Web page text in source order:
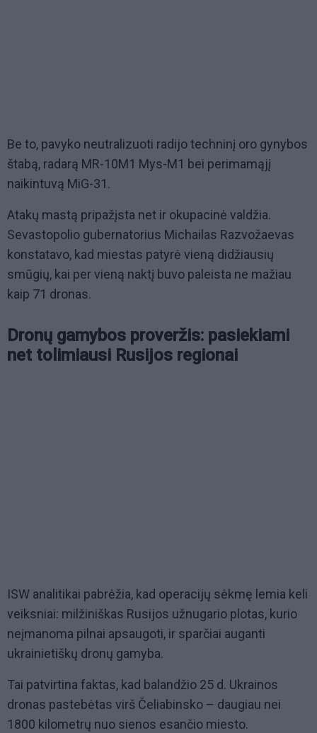
Be to, pavyko neutralizuoti radijo techninį oro gynybos
štabą, radarą MR-10M1 Mys-M1 bei perimamąjį
naikintuvą MiG-31.
Atakų mastą pripažįsta net ir okupacinė valdžia.
Sevastopolio gubernatorius Michailas Razvožaevas
konstatavo, kad miestas patyrė vieną didžiausių
smūgių, kai per vieną naktį buvo paleista ne mažiau
kaip 71 dronas.
Dronų gamybos proveržis: pasiekiami
net tolimiausi Rusijos regionai
ISW analitikai pabrėžia, kad operacijų sėkmę lemia keli
veiksniai: milžiniškas Rusijos užnugario plotas, kurio
neįmanoma pilnai apsaugoti, ir sparčiai auganti
ukrainietiškų dronų gamyba.
Tai patvirtina faktas, kad balandžio 25 d. Ukrainos
dronas pastebėtas virš Čeliabinsko – daugiau nei
1800 kilometrų nuo sienos esančio miesto.